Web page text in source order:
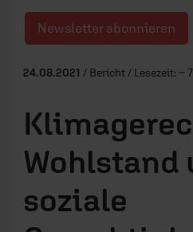
TEAM
Newsletter abonnieren
24.08.2021 / Bericht / Lesezeit: ~
Wohlstand
soziale